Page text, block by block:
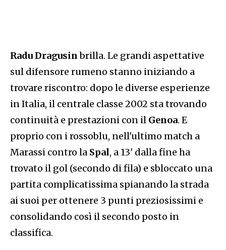
Radu Dragusinbrilla. Le grandi aspettative
sul difensore rumeno stanno iniziando a
trovare riscontro: dopo le diverse esperienze
in Italia, il centrale classe 2002 sta trovando
continuità e prestazioni con il Genoa. E
proprio con i rossoblu, nell'ultimo match a
Marassi contro la Spal, a 13' dalla fine ha
trovato il gol (secondo di fila) e sbloccato una
partita complicatissima spianando la strada
ai suoi per ottenere 3 punti preziosissimi e
consolidando così il secondo posto in
classifica.